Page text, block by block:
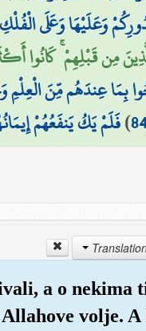
وَعَلَيْهَا وَعَلَى
مِن قَبْلِهِمْ ۚ كَانُوا
بِمَا عِندَهُم مِّنَ الْعِلْمِ
)فَلَمْ يَكُ يَنفَعُهُمْ
a o nekima
volje. A